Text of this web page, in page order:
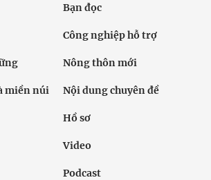
Bạn đọc
Công nghiệp hỗ trợ
Nông thôn mới
miền núi Nội dung chuyên đề
Hồ sơ
Video
Podcast